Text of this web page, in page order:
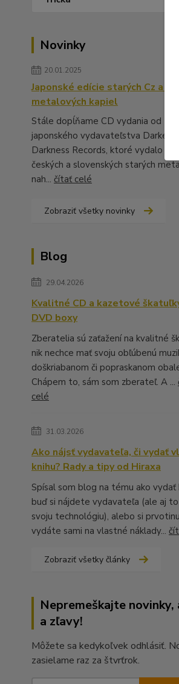
Novinky
20.01.2025
Japonské edície starých Cz a Sk
metalových kapiel
Stále dopĺňame CD vydania od
japonského vydavateľstva Darker
Darkness Records, ktoré vydalo
českých a slovenských starých
nah... čítať celé
Zobraziť všetky novinky
Blog
29.04.2026
Kvalitné CD a kazetové
DVD boxy
Zberatelia sú zaťažení na kvalitné
nik nechce mať svoju obľúbenú
doškriabanom či popraskanom
Chápem to, sám som zberateľ. A ...
celé
31.03.2026
Ako nájsť vydavateľa, či vydať
knihu? Rady a tipy od Hiraxa
Spísal som blog na tému ako vydať
buď si nájdete vydavateľa (ale aj
svoju technológiu), alebo si prvotinu
vydáte sami na vlastné náklady...
Zobraziť všetky články
Nepremeškajte novinky,
a zľavy!
Môžete sa kedykoľvek odhlásiť.
zasielame raz za štvrťrok.